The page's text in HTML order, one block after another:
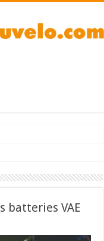
batteries VAE